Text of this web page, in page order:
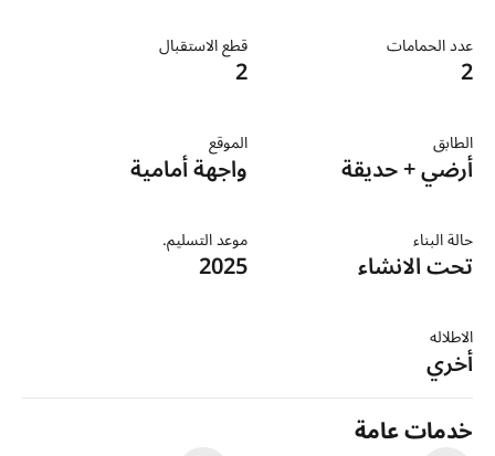
عدد الحمامات
2
قطع الاستقبال
2
الطابق
أرضي + حديقة
الموقع
واجهة أمامية
حالة البناء
تحت الانشاء
موعد التسليم.
2025
الاطلاله
أخري
خدمات عامة